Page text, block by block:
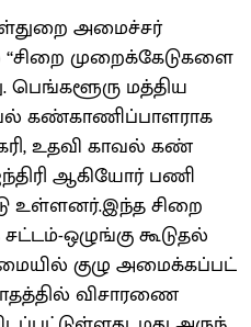
அமைச்​சர்
முறைக்​கேடு​களை
பெங்​களூரு மத்​திய
கண்​காணிப்​பாள​ராக
உதவி காவல் கண்​
ஆகியோர் பணி​
உள்​ளனர்.இந்த சிறை
ஒழுங்கு கூடு​தல்
குழு அமைக்​கப்​பட்​
விசா​ரணை